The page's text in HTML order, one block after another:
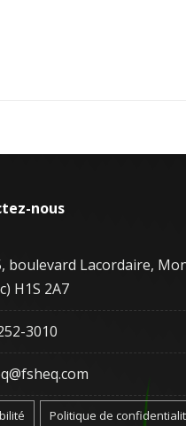
nous
boulevard Lacordaire,
H1S 2A7
3010
Politique de